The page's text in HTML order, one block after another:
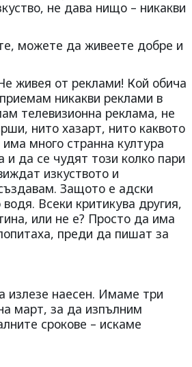
не дава нищо – никакви
можете да живеете добре и
живея от реклами! Кой обича
никакви реклами в
телевизионна реклама, не
нито хазарт, нито каквото
много странна култура
да се чудят този колко пари
изкуството и
Защото е адски
Всеки критикува другия,
или не е? Просто да има
преди да пишат за
излезе наесен. Имаме три
март, за да изпълним
срокове – искаме